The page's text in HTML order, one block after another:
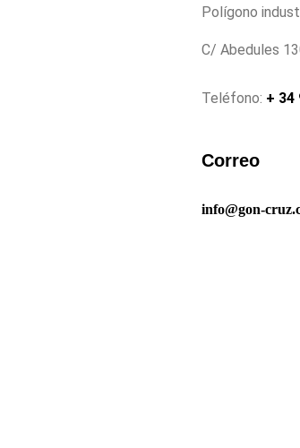
Polígono
C/ Abedules
Teléfono: + 34
Correo
info@gon-